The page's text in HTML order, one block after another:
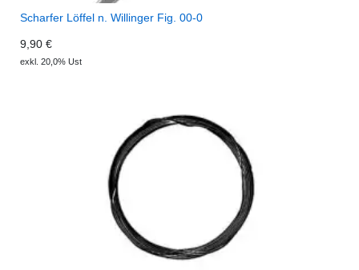
Scharfer Löffel n. Willinger Fig. 00-0
9,90 €
exkl. 20,0% Ust